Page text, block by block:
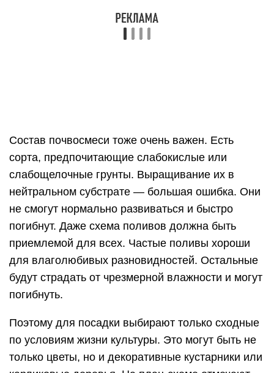
не смогут нормально развиваться и быстро
погибнут. Даже схема поливов должна быть
по условиям жизни культуры. Это могут быть не
только цветы, но и декоративные кустарники или
карликовые деревья. На план-схеме отмечают
участки размещения отдельных групп растений.
Размещают их с учетом времени цветения. Так,
чтобы вновь распускающиеся закрывали уже
отцветающие.
Pixabay
2. Скорость роста
При составлении схемы клумбы непрерывного
цветения
из многолетников и
однолетников обязательно учитывается скорость